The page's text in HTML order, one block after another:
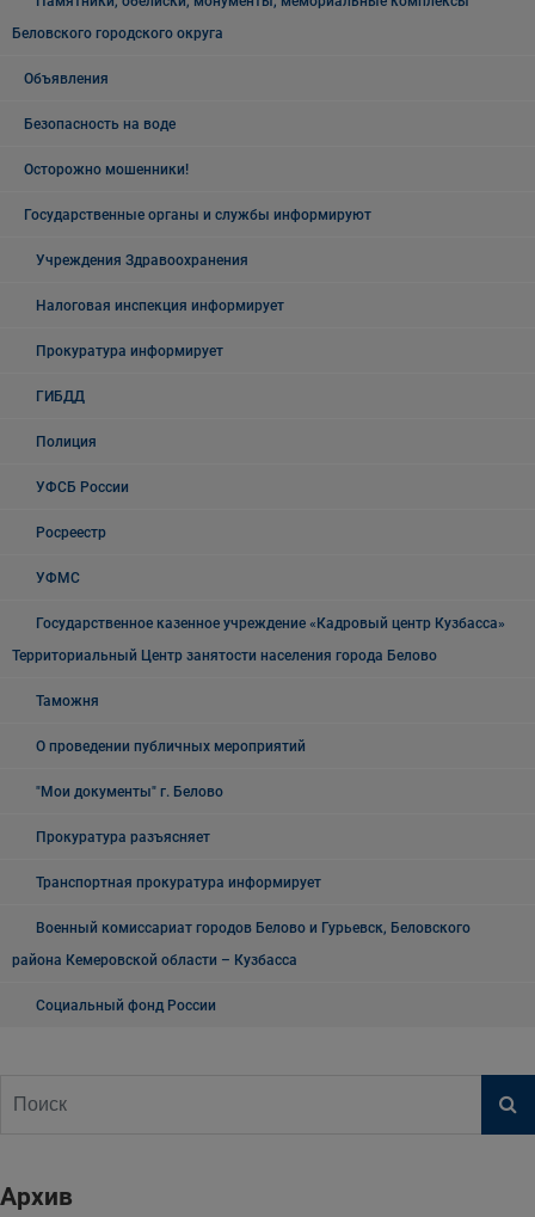
Беловского городского округа
Объявления
Безопасность на воде
Осторожно мошенники!
Государственные органы и службы информируют
Учреждения Здравоохранения
Налоговая инспекция информирует
Прокуратура информирует
ГИБДД
Полиция
УФСБ России
Росреестр
УФМС
Государственное казенное учреждение «Кадровый центр Кузбасса»
Территориальный Центр занятости населения города Белово
Таможня
О проведении публичных мероприятий
"Мои документы" г. Белово
Прокуратура разъясняет
Транспортная прокуратура информирует
Военный комиссариат городов Белово и Гурьевск, Беловского
района Кемеровской области – Кузбасса
Социальный фонд России
Архив